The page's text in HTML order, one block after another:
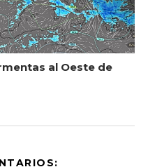
al Oeste de